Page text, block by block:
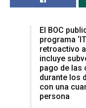
El BOC
programa
retroactivo
incluye
pago de las
durante los
con una
persona